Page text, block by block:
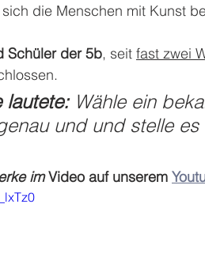
die Menschen mit Kunst
Schüler der 5b, seit fast zwei
lautete: Wähle ein
und und stelle
im Video auf unserem